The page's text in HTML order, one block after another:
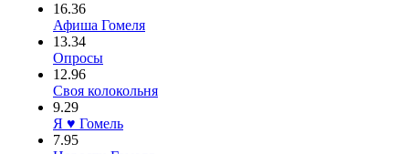
16.36
Афиша Гомеля
13.34
Опросы
12.96
Своя колокольня
9.29
Я ♥ Гомель
7.95